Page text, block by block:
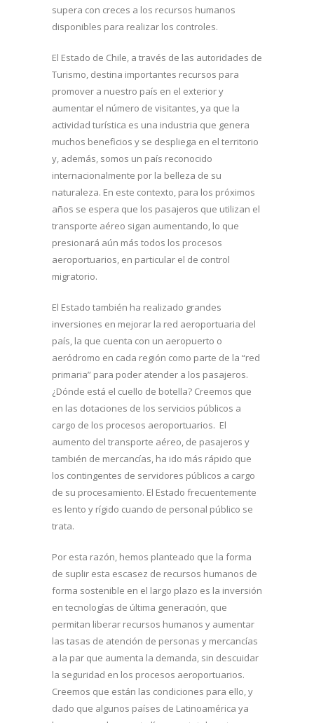
supera con creces a los recursos humanos
disponibles para realizar los controles.
El Estado de Chile, a través de las autoridades de
Turismo, destina importantes recursos para
promover a nuestro país en el exterior y
aumentar el número de visitantes, ya que la
actividad turística es una industria que genera
muchos beneficios y se despliega en el territorio
y, además, somos un país reconocido
internacionalmente por la belleza de su
naturaleza. En este contexto, para los próximos
años se espera que los pasajeros que utilizan el
transporte aéreo sigan aumentando, lo que
presionará aún más todos los procesos
aeroportuarios, en particular el de control
migratorio.
El Estado también ha realizado grandes
inversiones en mejorar la red aeroportuaria del
país, la que cuenta con un aeropuerto o
aeródromo en cada región como parte de la “red
primaria” para poder atender a los pasajeros.
¿Dónde está el cuello de botella? Creemos que
en las dotaciones de los servicios públicos a
cargo de los procesos aeroportuarios. El
aumento del transporte aéreo, de pasajeros y
también de mercancías, ha ido más rápido que
los contingentes de servidores públicos a cargo
de su procesamiento. El Estado frecuentemente
es lento y rígido cuando de personal público se
trata.
Por esta razón, hemos planteado que la forma
de suplir esta escasez de recursos humanos de
forma sostenible en el largo plazo es la inversión
en tecnologías de última generación, que
permitan liberar recursos humanos y aumentar
las tasas de atención de personas y mercancías
a la par que aumenta la demanda, sin descuidar
la seguridad en los procesos aeroportuarios.
Creemos que están las condiciones para ello, y
dado que algunos países de Latinoamérica ya